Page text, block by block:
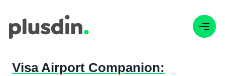
Visa Airport Companion: